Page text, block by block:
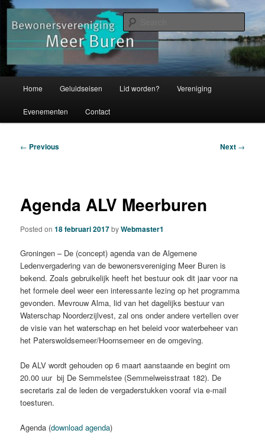
Skip
primary
contentMeer Buren
Home Geluidseisen Lid worden? Vereniging
Evenementen Contact
Post
← Previous Next →
Agenda ALV Meerburen
Posted on18 februari 2017byWebmaster1
Groningen – De (concept) agenda van de Algemene
Ledenvergadering van de bewonersvereniging Meer Buren is
bekend. Zoals gebruikelijk heeft het bestuur ook dit jaar voor na
het formele deel weer een interessante lezing op het programma
gevonden. Mevrouw Alma, lid van het dagelijks bestuur van
Waterschap Noorderzijlvest, zal ons onder andere vertellen over
de visie van het waterschap en het beleid voor waterbeheer van
het Paterswoldsemeer/Hoornsemeer en de omgeving.
De ALV wordt gehouden op 6 maart aanstaande en begint om
20.00 uur bij De Semmelstee (Semmelweisstraat 182). De
secretaris zal de leden de vergaderstukken vooraf via e-mail
toesturen.
Agenda (download agenda)